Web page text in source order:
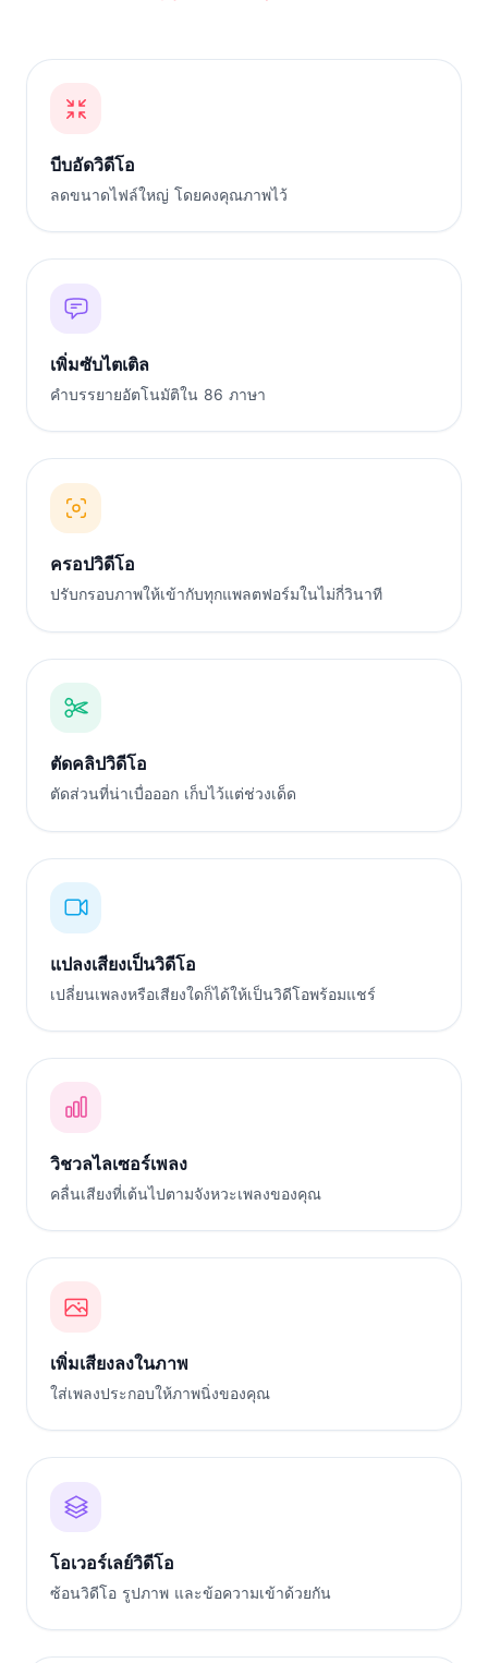
บีบอัดวิดีโอ
ลดขนาดไฟล์ใหญ่ โดยคงคุณภาพไว้
เพิ่มซับไตเติล
คำบรรยายอัตโนมัติใน 86 ภาษา
ครอปวิดีโอ
ปรับกรอบภาพให้เข้ากับทุกแพลตฟอร์มในไม่กี่วินาที
ตัดคลิปวิดีโอ
ตัดส่วนที่น่าเบื่อออก เก็บไว้แต่ช่วงเด็ด
แปลงเสียงเป็นวิดีโอ
เปลี่ยนเพลงหรือเสียงใดก็ได้ให้เป็นวิดีโอพร้อมแชร์
วิชวลไลเซอร์เพลง
คลื่นเสียงที่เต้นไปตามจังหวะเพลงของคุณ
เพิ่มเสียงลงในภาพ
ใส่เพลงประกอบให้ภาพนิ่งของคุณ
โอเวอร์เลย์วิดีโอ
ซ้อนวิดีโอ รูปภาพ และข้อความเข้าด้วยกัน